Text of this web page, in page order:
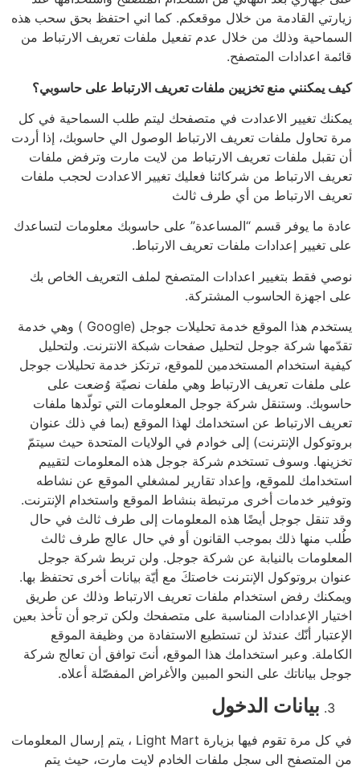
زيارتي القادمة من خلال موقعكم. كما اني احتفظ بحق سحب هذه
السماحية وذلك من خلال عدم تفعيل ملفات تعريف الارتباط من
قائمة اعدادات المتصفح.
كيف يمكنني منع تخزيين ملفات تعريف الارتباط على حاسوبي؟
يمكنك تغيير الاعدادت في متصفحك ليتم طلب السماحية في كل
مرة تحاول ملفات تعريف الارتباط الوصول الي حاسوبك، إذا أردت
أن تقبل ملفات تعريف الارتباط من لايت مارت وترفض ملفات
تعريف الارتباط من شركائنا فعليك تغيير الاعدادت لحجب ملفات
تعريف الارتباط من أي طرف ثالث
عادة ما يوفر قسم “المساعدة” على حاسوبك معلومات لتساعدك
على تغيير إعدادات ملفات تعريف الارتباط.
نوصي فقط بتغيير اعدادات المتصفح لملف التعريف الخاص بك
على اجهزة الحاسوب المشتركة.
يستخدم هذا الموقع خدمة تحليلات جوجل (Google ) وهي خدمة
تقدّمها شركة جوجل لتحليل صفحات شبكة الانترنت. ولتحليل
كيفية استخدام المستخدمين للموقع، ترتكز خدمة تحليلات جوجل
على ملفات تعريف الارتباط وهي ملفات نصيّة وُضعت على
حاسوبك. وستنقل شركة جوجل المعلومات التي تولّدها ملفات
تعريف الارتباط عن استخدامك لهذا الموقع (بما في ذلك عنوان
بروتوكول الإنترنت) إلى خوادم في الولايات المتحدة حيث سيتمّ
تخزينها. وسوف تستخدم شركة جوجل هذه المعلومات لتقييم
استخدامك للموقع، وإعداد تقارير لمشغلي الموقع عن نشاطه
وتوفير خدمات أخرى مرتبطة بنشاط الموقع واستخدام الإنترنت.
وقد تنقل جوجل أيضًا هذه المعلومات إلى طرف ثالث في حال
طُلب منها ذلك بموجب القانون أو في حال عالج طرف ثالث
المعلومات بالنيابة عن شركة جوجل. ولن تربط شركة جوجل
عنوان بروتوكول الإنترنت خاصتكَ مع أيّة بيانات أخرى تحتفظ بها.
ويمكنك رفض استخدام ملفات تعريف الارتباط وذلك عن طريق
اختيار الإعدادات المناسبة على متصفحك ولكن ترجو أن تأخذ بعين
الإعتبار أنّك عندئذ لن تستطيع الاستفادة من وظيفة الموقع
الكاملة. وعبر استخدامك هذا الموقع، أنتَ توافق أن تعالج شركة
جوجل بياناتك على النحو المبين والأغراض المفصّلة أعلاه.
بيانات الدخول
في كل مرة تقوم فيها بزيارة Light Mart ، يتم إرسال المعلومات
من المتصفح الى سجل ملفات الخادم لايت مارت، حيث يتم